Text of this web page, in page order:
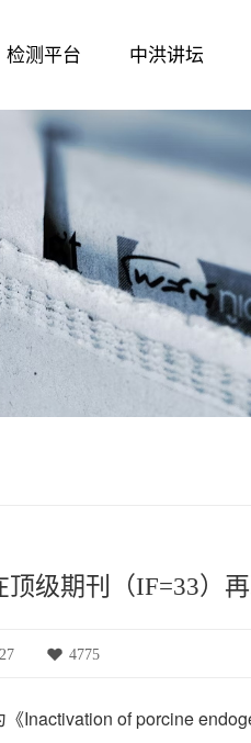
检测平台 中洪讲坛
级期刊（IF=33）
4775
of porcine